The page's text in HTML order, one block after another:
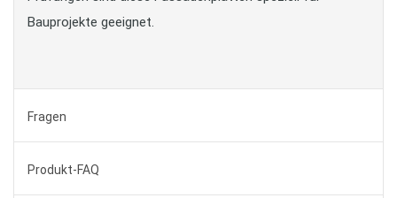
Bauprojekte geeignet.
Fragen
Produkt-FAQ